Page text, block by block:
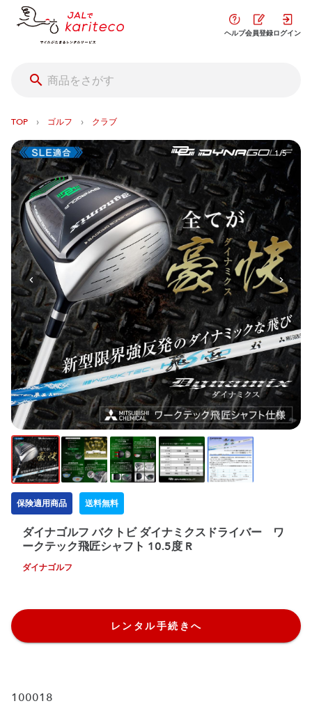
ヘルプ会員登録ログイン
TOP › ゴルフ › クラブ
1/5
保険適用商品 送料無料
ダイナゴルフ バクトビ ダイナミクスドライバー ワ
ークテック飛匠シャフト 10.5度 R
ダイナゴルフ
レンタル手続きへ
100018